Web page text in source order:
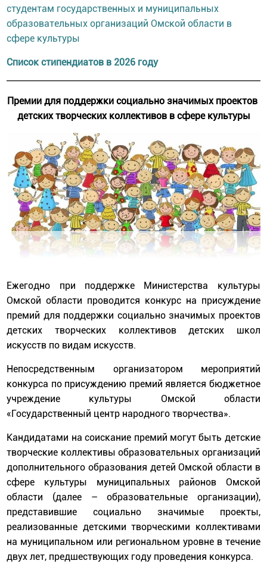
студентам государственных и муниципальных
образовательных организаций Омской области в
сфере культуры
Список стипендиатов в 2026 году
Премии для поддержки социально значимых проектов
детских творческих коллективов в сфере культуры
Ежегодно при поддержке Министерства культуры
Омской области проводится конкурс на присуждение
премий для поддержки социально значимых проектов
детских творческих коллективов детских школ
искусств по видам искусств.
Непосредственным организатором мероприятий
конкурса по присуждению премий является бюджетное
учреждение культуры Омской области
«Государственный центр народного творчества».
Кандидатами на соискание премий могут быть детские
творческие коллективы образовательных организаций
дополнительного образования детей Омской области в
сфере культуры муниципальных районов Омской
области (далее – образовательные организации),
представившие социально значимые проекты,
реализованные детскими творческими коллективами
на муниципальном или региональном уровне в течение
двух лет, предшествующих году проведения конкурса.